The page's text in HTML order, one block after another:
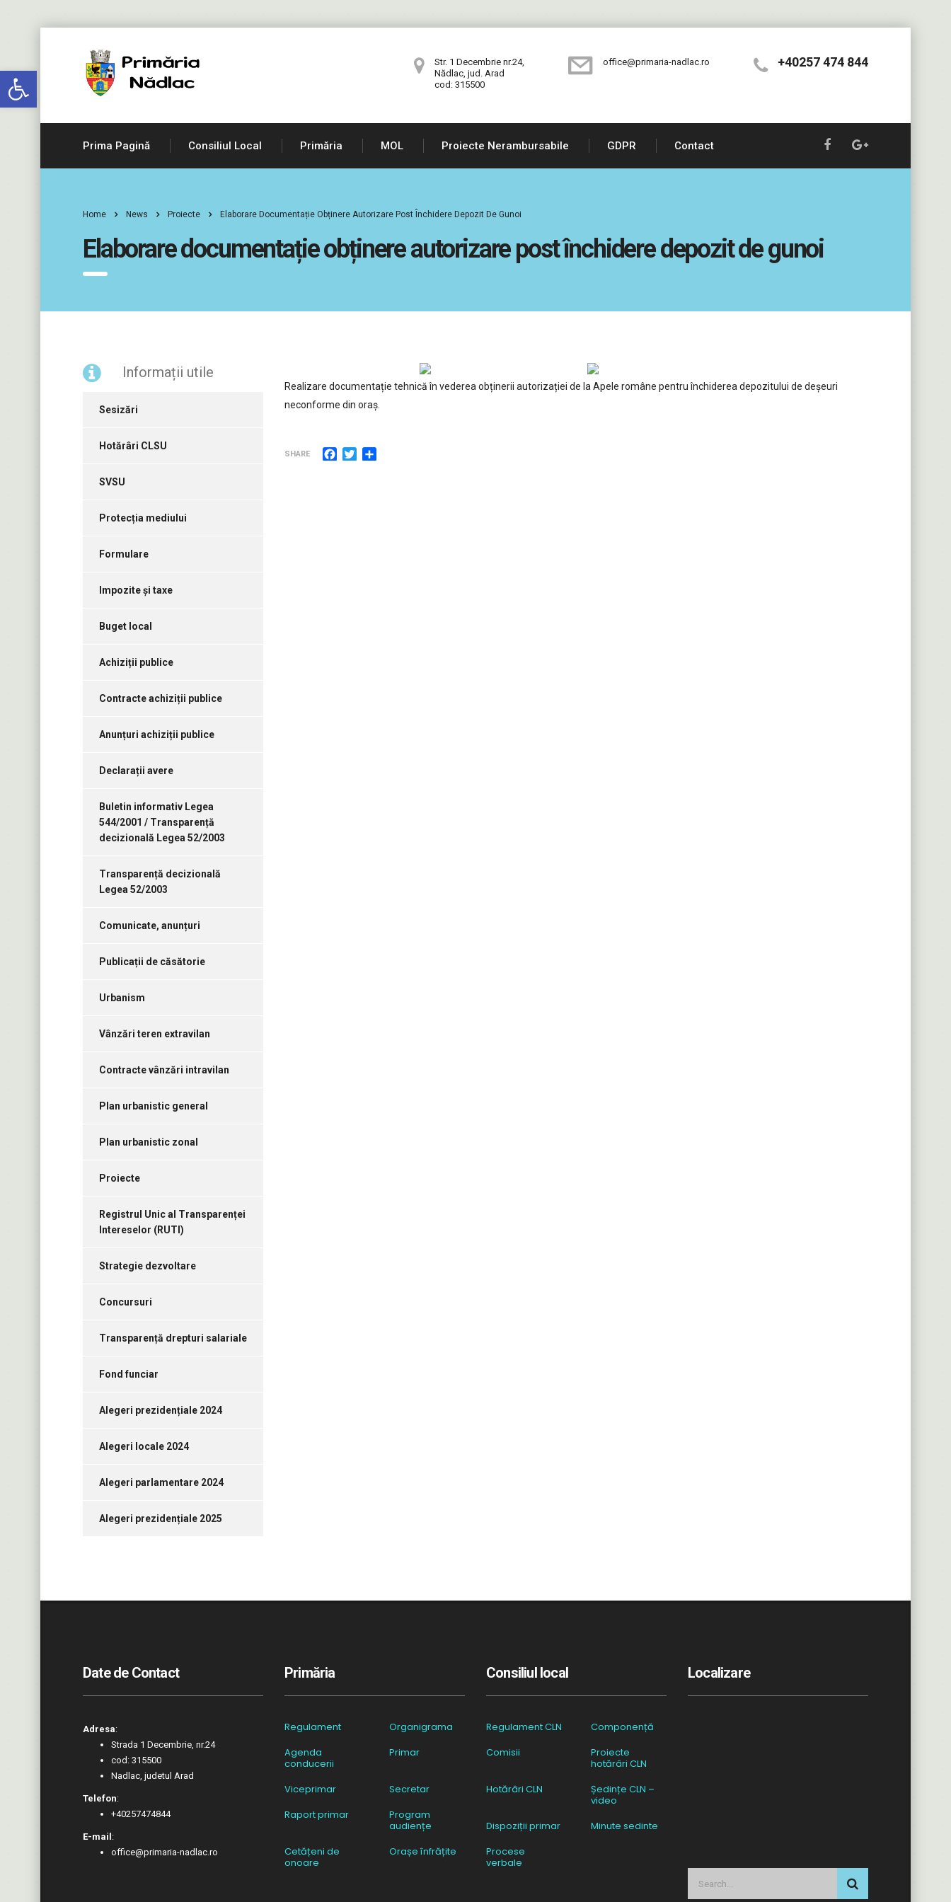
Deschide bara de unelte
+40257 474 844
office@primaria-nadlac.ro
Str. 1 Decembrie nr.24,
Nădlac, jud. Arad
cod: 315500
Prima Pagină Consiliul Local Primăria MOL Proiecte Nerambursabile GDPR Contact
Home News Proiecte Elaborare Documentație Obținere Autorizare Post Închidere Depozit De Gunoi
Elaborare documentație obținere autorizare post închidere depozit de gunoi
Realizare documentație tehnică în vederea obținerii autorizației de la Apele române pentru închiderea depozitului de deșeuri
neconforme din oraș.
SHARE Facebook
Twitter
Informații utile
Sesizări
Hotărâri CLSU
SVSU
Protecția mediului
Formulare
Impozite și taxe
Buget local
Achiziții publice
Contracte achiziții publice
Anunțuri achiziții publice
Declarații avere
Buletin informativ Legea
544/2001 / Transparență
decizională Legea 52/2003
Transparență decizională
Legea 52/2003
Comunicate, anunțuri
Publicații de căsătorie
Urbanism
Vânzări teren extravilan
Contracte vânzări intravilan
Plan urbanistic general
Plan urbanistic zonal
Proiecte
Registrul Unic al Transparenței
Intereselor (RUTI)
Strategie dezvoltare
Concursuri
Transparență drepturi salariale
Fond funciar
Alegeri prezidențiale 2024
Alegeri locale 2024
Alegeri parlamentare 2024
Alegeri prezidențiale 2025
Date de Contact
Adresa:
Strada 1 Decembrie, nr.24
cod: 315500
Nadlac, judetul Arad
Telefon:
+40257474844
E-mail :
office@primaria-nadlac.ro
Primăria
Regulament
Organigrama
Agenda
conducerii
Primar
Viceprimar
Secretar
Raport primar
Program
audiențe
Cetățeni de
onoare
Orașe înfrățite
Consiliul local
Regulament CLN
Componență
Comisii
Proiecte
hotărâri CLN
Hotărâri CLN
Ședințe CLN –
video
Dispoziții primar
Minute sedinte
Procese
verbale
Localizare